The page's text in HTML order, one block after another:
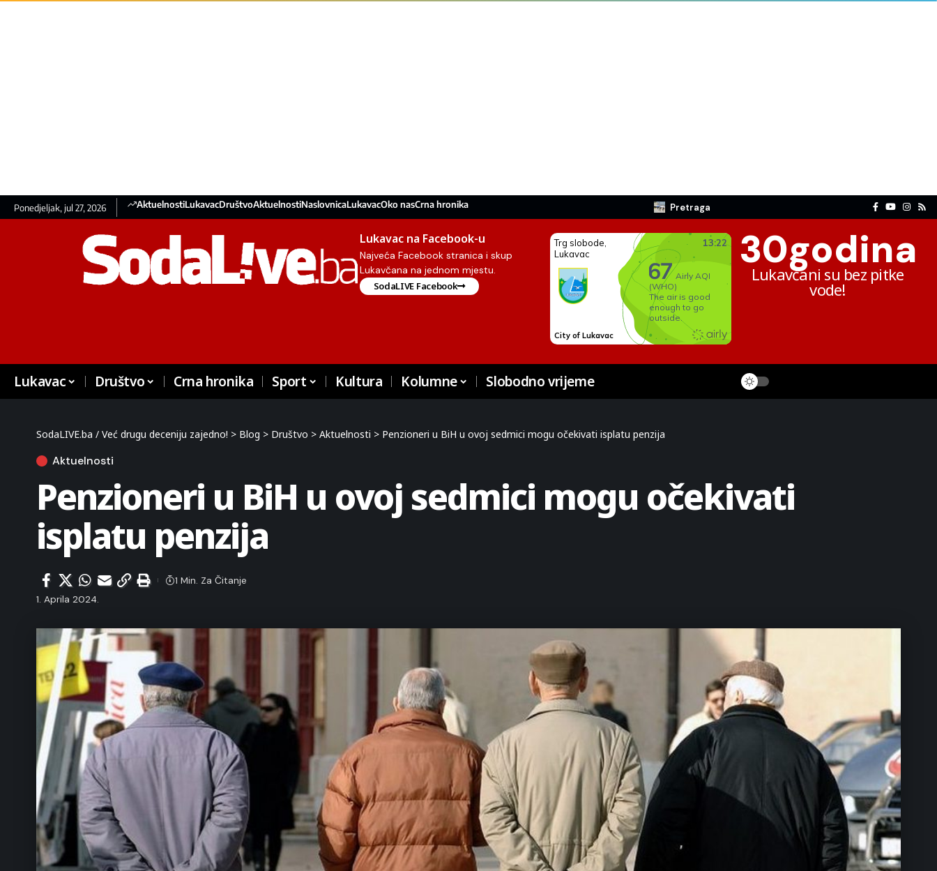
Ponedjeljak, jul 27, 2026 AktuelnostiLukavacDruštvoAktuelnostiNaslovnicaLukavacOko nasCrna hronika Pretraga
Lukavac na Facebook-u
Najveća Facebook stranica i skup
Lukavčana na jednom mjestu.
SodaLIVE Facebook
30godina
Lukavčani su bez pitke
vode!
Lukavac Društvo Crna hronika Sport Kultura Kolumne Slobodno vrijeme
SodaLIVE.ba / Već drugu deceniju zajedno! > Blog > Društvo > Aktuelnosti > Penzioneri u BiH u ovoj sedmici mogu očekivati isplatu penzija
Aktuelnosti
Penzioneri u BiH u ovoj sedmici mogu očekivati
isplatu penzija
1. Aprila 2024.
1 Min. Za Čitanje